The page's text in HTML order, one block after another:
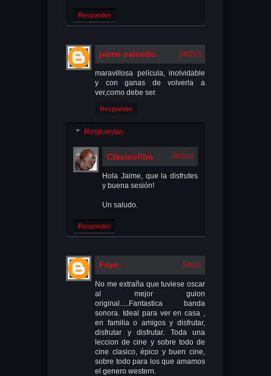
Responder
jaime salcedo 24/2/19
maravillosa película, inolvidable
y con ganas de volverla a
ver,como debe ser.
Responder
Respuestas
Clasicofilm 24/2/19
Hola Jaime, que la disfrutes
y buena sesión!
Un saludo.
Responder
Fran 5/6/19
No me extraña que tuviese oscar
al mejor guion
original.....Fantastica banda
sonora. Ideal para ver en casa ,
en familia o amigos y disfrutar,
disfrutar y disfrutar. Toda una
leccion de cine y sobre todo de
cine clasico, épico y buen cine,
sobre todo para los que amamos
el genero western.